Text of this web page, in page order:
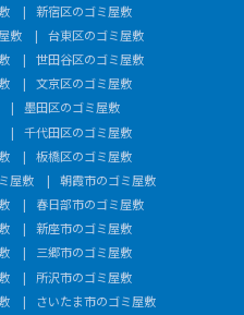
新宿区のゴミ屋敷
敷
台東区のゴミ屋敷
世田谷区のゴミ屋敷
文京区のゴミ屋敷
墨田区のゴミ屋敷
千代田区のゴミ屋敷
板橋区のゴミ屋敷
屋敷
朝霞市のゴミ屋敷
春日部市のゴミ屋敷
新座市のゴミ屋敷
三郷市のゴミ屋敷
所沢市のゴミ屋敷
さいたま市のゴミ屋敷